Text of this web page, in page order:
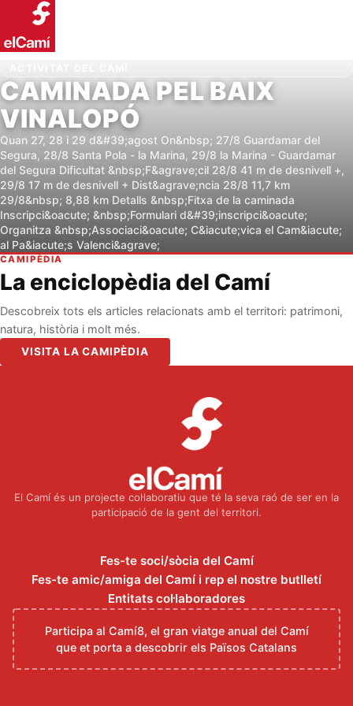
CAMINADA PEL BAIX
VINALOPÓ
Quan 27, 28 i 29 d&#39;agost On&nbsp; 27/8 Guardamar del
Segura, 28/8 Santa Pola - la Marina, 29/8 la Marina - Guardamar
del Segura Dificultat &nbsp;F&agrave;cil 28/8 41 m de desnivell +,
29/8 17 m de desnivell + Dist&agrave;ncia 28/8 11,7 km
29/8&nbsp; 8,88 km Detalls &nbsp;Fitxa de la caminada
Inscripci&oacute; &nbsp;Formulari d&#39;inscripci&oacute;
Organitza &nbsp;Associaci&oacute; C&iacute;vica el Cam&iacute;
al Pa&iacute;s Valenci&agrave;
CAMIPÈDIA
La enciclopèdia del Camí
Descobreix tots els articles relacionats amb el territori: patrimoni,
natura, història i molt més.
VISITA LA CAMIPÈDIA
El Camí és un projecte col·laboratiu que té la seva raó de ser en la
participació de la gent del territori.
Fes-te soci/sòcia del Camí
Fes-te amic/amiga del Camí i rep el nostre butlletí
Entitats col·laboradores
Participa al Camí8, el gran viatge anual del Camí
que et porta a descobrir els Països Catalans